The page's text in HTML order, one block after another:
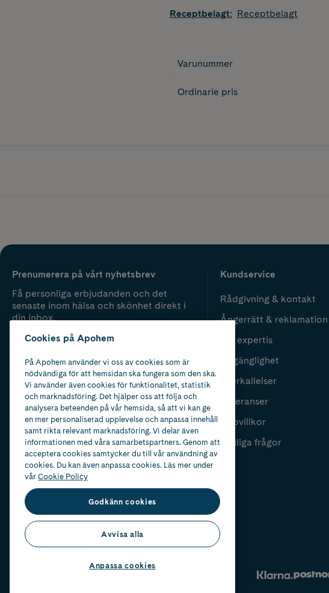
Receptbelagt: Receptbelagt
Varunummer
Ordinarie pris
Prenumerera på vårt nyhetsbrev
Få personliga erbjudanden och det
senaste inom hälsa och skönhet direkt i
din inbox.
Kundservice
Rådgivning & kontakt
Ångerrätt & reklamation
Vår expertis
Tillgänglighet
Återkallelser
Leveranser
Köpvillkor
Vanliga frågor
Cookies på Apohem
På Apohem använder vi oss av cookies som är
nödvändiga för att hemsidan ska fungera som den ska.
Vi använder även cookies för funktionalitet, statistik
och marknadsföring. Det hjälper oss att följa och
analysera beteenden på vår hemsida, så att vi kan ge
en mer personaliserad upplevelse och anpassa innehåll
samt rikta relevant marknadsföring. Vi delar även
informationen med våra samarbetspartners. Genom att
acceptera cookies samtycker du till vår användning av
cookies. Du kan även anpassa cookies. Läs mer under
vårCookie Policy
Godkänn cookies
Avvisa alla
Anpassa cookies